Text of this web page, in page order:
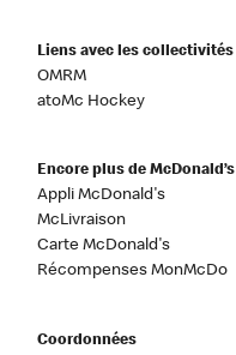
Liens avec les collectivités
OMRM
atoMc Hockey
Encore plus de McDonald’s
Appli McDonald's
McLivraison
Carte McDonald's
Récompenses MonMcDo
Coordonnées